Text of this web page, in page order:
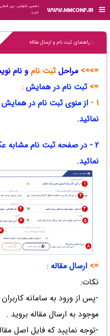
2026
:: راهنمای ثبت نام و ارسال مقاله
=>=> مراحلثبت نام و نام
=> ثبت نام در همایش:
1 -
از منوی ثبت نام در همایش
نمائید.
2 - در صفحه ثبت نام مشابه
نمائید.
=> ارسال مقاله :
نکات:
-پس از ورود به سامانه
موجود به ارسال مقاله بروید .